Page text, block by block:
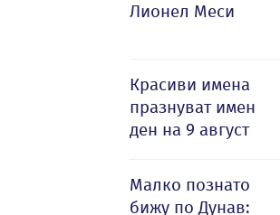
Лионел Меси
Красиви имена
празнуват имен
ден на 9 август
Малко познато
бижу по Дунав: